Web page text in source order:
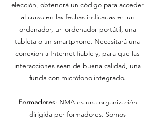
elección, obtendrá un código para acceder
al curso en las fechas indicadas en un
ordenador, un ordenador portátil, una
tableta o un smartphone. Necesitará una
conexión a Internet fiable y, para que las
interacciones sean de buena calidad, una
funda con micrófono integrado.
Formadores: NMA es una organización
dirigida por formadores. Somos